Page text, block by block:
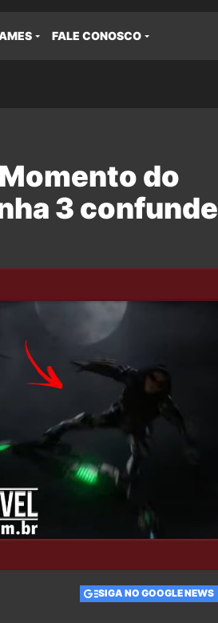
FALE CONOSCO
do
3 confunde
SIGA NO GOOGLE NEWS